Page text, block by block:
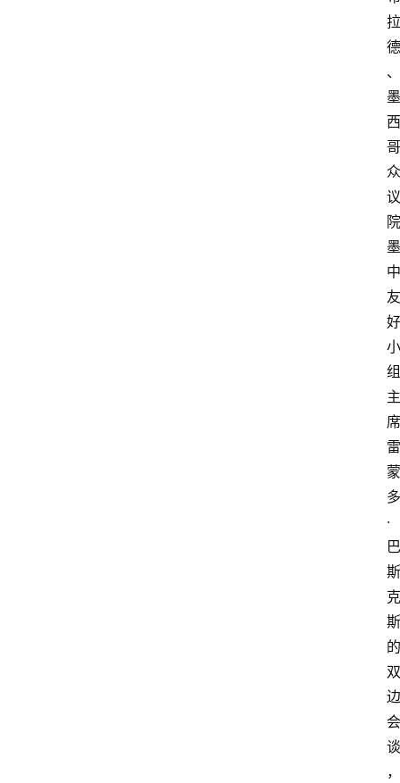
拉
德
、
墨
西
哥
众
议
院
墨
中
友
好
小
组
主
席
雷
蒙
多
·
巴
斯
克
斯
的
双
边
会
谈
，